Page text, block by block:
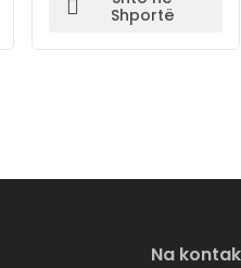
Shportë
Na